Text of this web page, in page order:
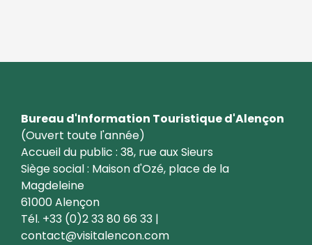
Bureau d'Information Touristique d'Alençon
(Ouvert toute l'année)
Accueil du public : 38, rue aux Sieurs
Siège social : Maison d'Ozé, place de la
Magdeleine
61000 Alençon
Tél. +33 (0)2 33 80 66 33 |
contact@visitalencon.com